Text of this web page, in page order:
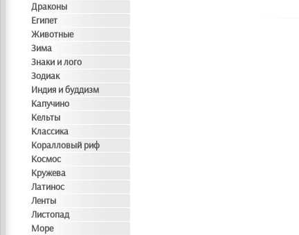
Драконы
Египет
Животные
Зима
Знаки и лого
Зодиак
Индия и буддизм
Капучино
Кельты
Классика
Коралловый риф
Космос
Кружева
Латинос
Ленты
Листопад
Море